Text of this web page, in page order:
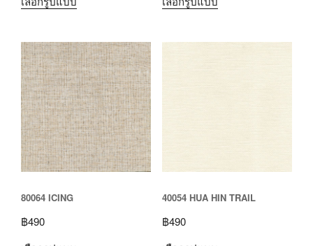
80064 ICING
฿490
40054 HUA HIN TRAIL
฿490